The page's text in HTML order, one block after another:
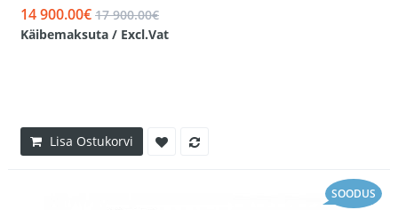
14 900.00€ 17 900.00€
Käibemaksuta / Excl.Vat
Lisa Ostukorvi
SOODUS